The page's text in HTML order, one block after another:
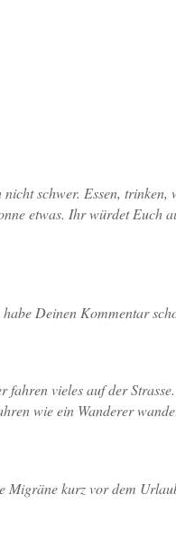
schwer. Essen, trinken,
etwas. Ihr würdet Euch
Deinen Kommentar
vieles auf der
wie ein Wanderer
kurz vor dem